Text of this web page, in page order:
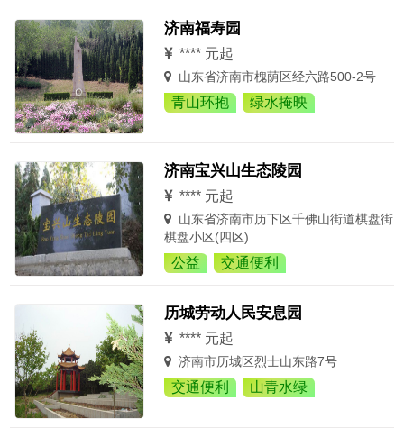
济南福寿园
**** 元起
山东省济南市槐荫区经六路500-2号
青山环抱 绿水掩映
济南宝兴山生态陵园
**** 元起
山东省济南市历下区千佛山街道棋盘街
棋盘小区(四区)
公益 交通便利
历城劳动人民安息园
**** 元起
济南市历城区烈士山东路7号
交通便利 山青水绿